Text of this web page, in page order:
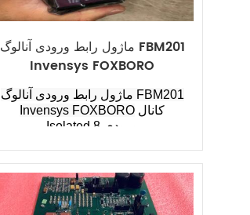
ماژول رابط ورودی آنالوگ FBM201
Invensys FOXBORO
ماژول رابط ورودی آنالوگ FBM201
Invensys FOXBORO
Isolated 8 ورودی